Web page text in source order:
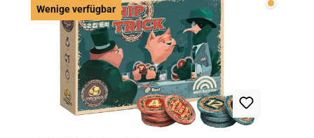
Wenige verfügbar Wenige